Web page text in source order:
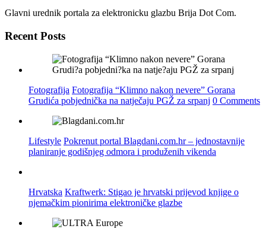
Glavni urednik portala za elektronicku glazbu Brija Dot Com.
Recent Posts
Fotografija Fotografija “Klimno nakon nevere” Gorana
Grudića pobjednička na natječaju PGŽ za srpanj 0 Comments
Lifestyle Pokrenut portal Blagdani.com.hr – jednostavnije
planiranje godišnjeg odmora i produženih vikenda
Hrvatska Kraftwerk: Stigao je hrvatski prijevod knjige o
njemačkim pionirima elektroničke glazbe